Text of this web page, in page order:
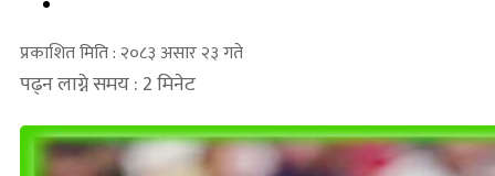
प्रकाशित मिति : २०८३ असार २३ गते
पढ्न लाग्ने समय : 2 मिनेट